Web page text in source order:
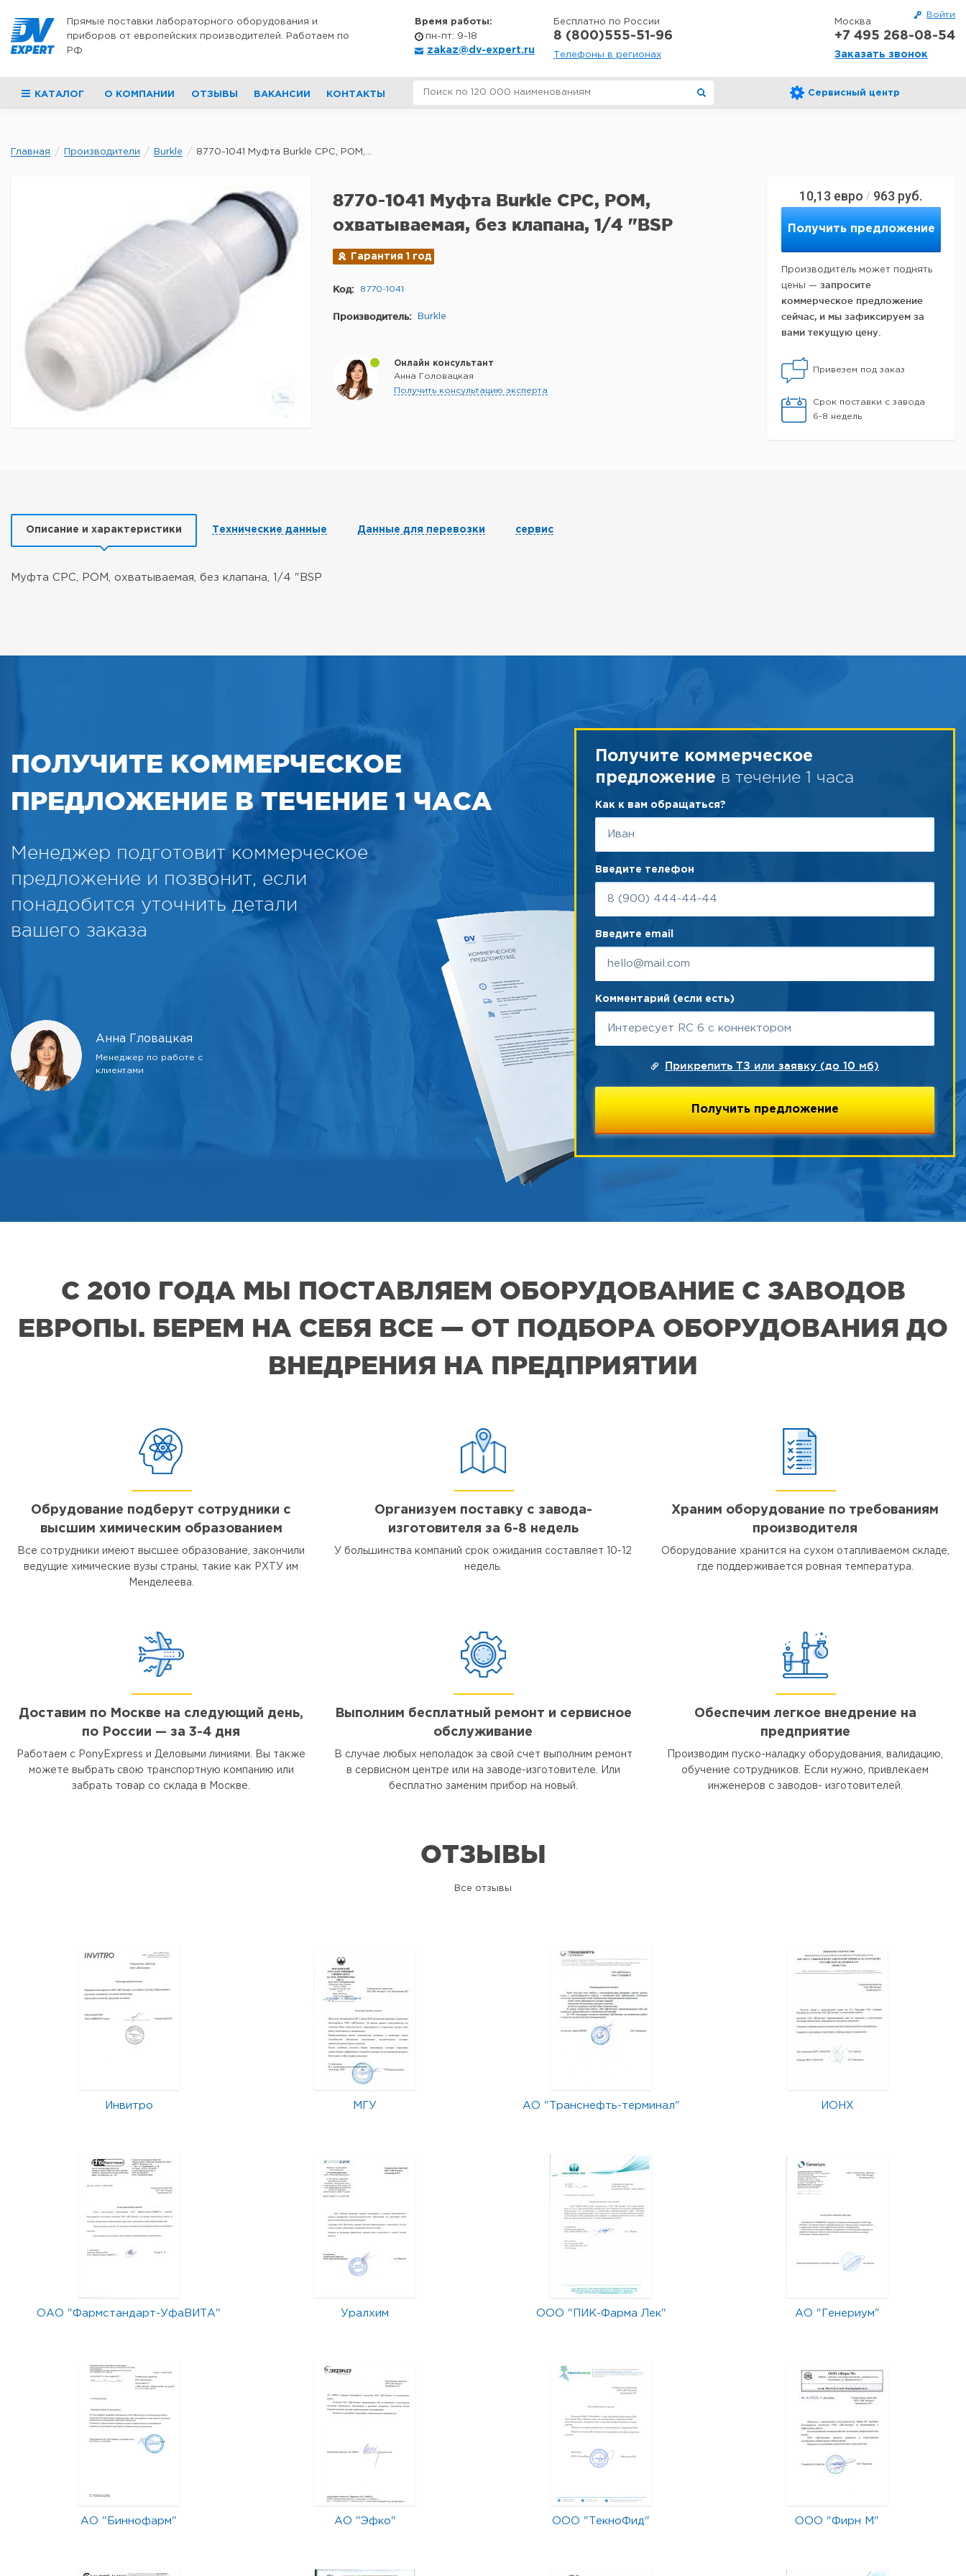
Войти
Прямые поставки лабораторного оборудования и
приборов от европейских производителей. Работаем по
РФ
Время работы:
пн-пт: 9-18
zakaz@dv-expert.ru
Бесплатно по России
8 (800)555-51-96
Телефоны в регионах
Москва
+7 495 268-08-54
Заказать звонок
КАТАЛОГ О КОМПАНИИ ОТЗЫВЫ ВАКАНСИИ КОНТАКТЫ Сервисный центр
Главная Производители Burkle 8770-1041 Муфта Burkle CPC, POM,...
10,13 евро / 963 руб.
Получить предложение
Производитель может поднять
цены — запросите
коммерческое предложение
сейчас, и мы зафиксируем за
вами текущую цену.
Привезем под заказ
Срок поставки с завода
6-8 недель
8770-1041 Муфта Burkle CPC, POM,
охватываемая, без клапана, 1/4 "BSP
Гарантия 1 год
Код: 8770-1041
Производитель: Burkle
Онлайн консультант
Анна Головацкая
Получить консультацию эксперта
Описание и характеристики Технические данные Данные для перевозки сервис
Муфта CPC, POM, охватываемая, без клапана, 1/4 "BSP
ПОЛУЧИТЕ КОММЕРЧЕСКОЕ
ПРЕДЛОЖЕНИЕ В ТЕЧЕНИЕ 1 ЧАСА
Менеджер подготовит коммерческое
предложение и позвонит, если
понадобится уточнить детали
вашего заказа
Анна Гловацкая
Менеджер по работе с
клиентами
Получите коммерческое
предложение в течение 1 часа
Как к вам обращаться?
Введите телефон
Введите email
Комментарий (если есть)
Прикрепить ТЗ или заявку (до 10 мб)
С 2010 ГОДА МЫ ПОСТАВЛЯЕМ ОБОРУДОВАНИЕ С ЗАВОДОВ
ЕВРОПЫ. БЕРЕМ НА СЕБЯ ВСЕ — ОТ ПОДБОРА ОБОРУДОВАНИЯ ДО
ВНЕДРЕНИЯ НА ПРЕДПРИЯТИИ
Обрудование подберут сотрудники с
высшим химическим образованием
Все сотрудники имеют высшее образование, закончили
ведущие химические вузы страны, такие как РХТУ им
Менделеева.
Организуем поставку с завода-
изготовителя за 6-8 недель
У большинства компаний срок ожидания составляет 10-12
недель.
Храним оборудование по требованиям
производителя
Оборудование хранится на сухом отапливаемом складе,
где поддерживается ровная температура.
Доставим по Москве на следующий день,
по России — за 3-4 дня
Работаем с PonyExpress и Деловыми линиями. Вы также
можете выбрать свою транспортную компанию или
забрать товар со склада в Москве.
Выполним бесплатный ремонт и сервисное
обслуживание
В случае любых неполадок за свой счет выполним ремонт
в сервисном центре или на заводе-изготовителе. Или
бесплатно заменим прибор на новый.
Обеспечим легкое внедрение на
предприятие
Производим пуско-наладку оборудования, валидацию,
обучение сотрудников. Если нужно, привлекаем
инженеров с заводов- изготовителей.
ОТЗЫВЫ
Все отзывы
Инвитро МГУ АО "Транснефть-терминал" ИОНХ
ОАО "Фармстандарт-УфаВИТА" Уралхим ООО "ПИК-Фарма Лек" АО "Генериум"
АО "Биннофарм" АО "Эфко" ООО "ТекноФид" ООО "Фирн М"